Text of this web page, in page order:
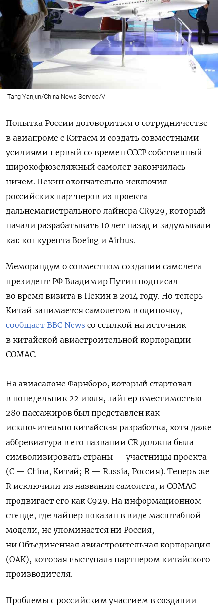
Tang Yanjun/China News Service/V
Попытка России договориться о сотрудничестве
в авиапроме с Китаем и создать совместными
усилиями первый со времен СССР собственный
широкофюзеляжный самолет закончилась
ничем. Пекин окончательно исключил
российских партнеров из проекта
дальнемагистрального лайнера CR929, который
начали разрабатывать 10 лет назад и задумывали
как конкурента Boeing и Airbus.
Меморандум о совместном создании самолета
президент РФ Владимир Путин подписал
во время визита в Пекин в 2014 году. Но теперь
Китай занимается самолетом в одиночку,
сообщает BBC News со ссылкой на источник
в китайской авиастроительной корпорации
COMAC.
На авиасалоне Фарнборо, который стартовал
в понедельник 22 июля, лайнер вместимостью
280 пассажиров был представлен как
исключительно китайская разработка, хотя даже
аббревиатура в его названии CR должна была
символизировать страны — участницы проекта
(C — China, Китай; R — Russia, Россия). Теперь же
R исключили из названия самолета, и COMAC
продвигает его как C929. На информационном
стенде, где лайнер показан в виде масштабной
модели, не упоминается ни Россия,
ни Объединенная авиастроительная корпорация
(ОАК), которая выступала партнером китайского
производителя.
Проблемы с российским участием в создании